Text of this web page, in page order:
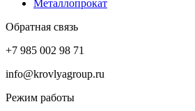
Металлопрокат
Обратная связь
+7 985 002 98 71
info@krovlyagroup.ru
Режим работы